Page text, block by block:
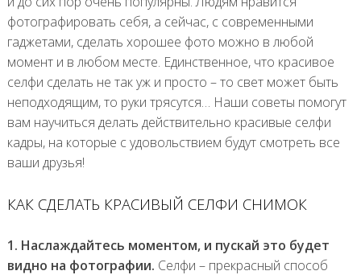
фотографировать себя, а сейчас, с современными
гаджетами, сделать хорошее фото можно в любой
момент и в любом месте. Единственное, что красивое
селфи сделать не так уж и просто – то свет может быть
неподходящим, то руки трясутся… Наши советы помогут
вам научиться делать действительно красивые селфи
кадры, на которые с удовольствием будут смотреть все
ваши друзья!
КАК СДЕЛАТЬ КРАСИВЫЙ СЕЛФИ СНИМОК
1. Наслаждайтесь моментом, и пускай это будет
видно на фотографии. Селфи – прекрасный способ